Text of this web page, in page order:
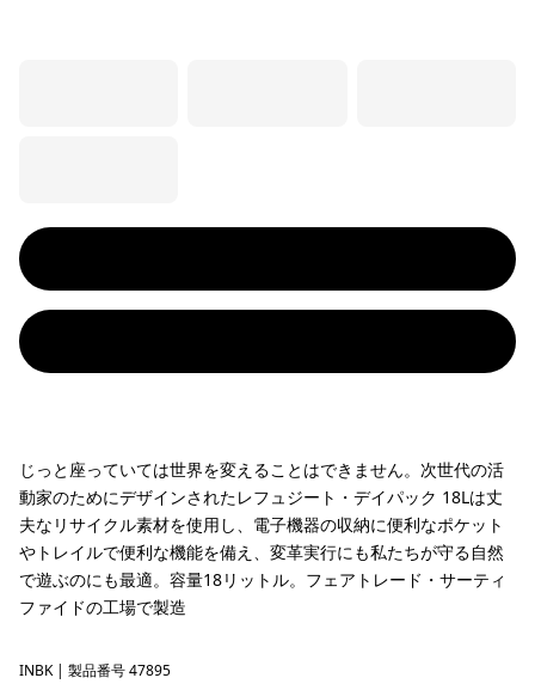
じっと座っていては世界を変えることはできません。次世代の活
動家のためにデザインされたレフュジート・デイパック 18Lは丈
夫なリサイクル素材を使用し、電子機器の収納に便利なポケット
やトレイルで便利な機能を備え、変革実行にも私たちが守る自然
で遊ぶのにも最適。容量18リットル。フェアトレード・サーティ
ファイドの工場で製造
Ink Black
INBK | 製品番号 47895